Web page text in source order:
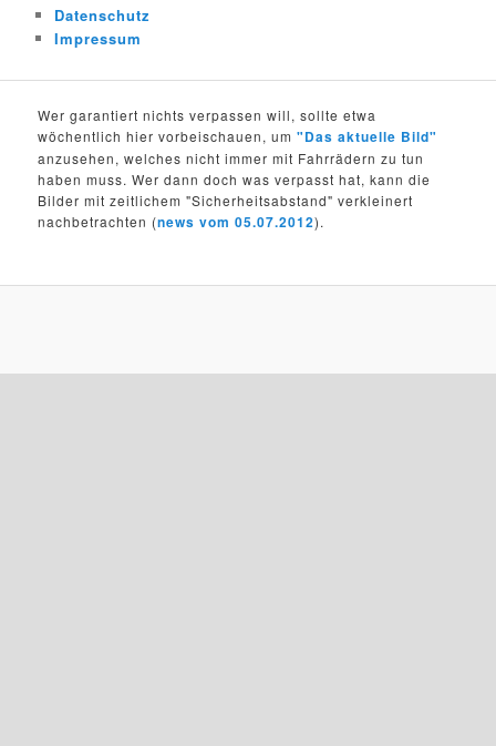
Datenschutz
Impressum
Wer garantiert nichts verpassen will, sollte etwa
wöchentlich hier vorbeischauen, um"Das aktuelle Bild"
anzusehen, welches nicht immer mit Fahrrädern zu tun
haben muss. Wer dann doch was verpasst hat, kann die
Bilder mit zeitlichem "Sicherheitsabstand" verkleinert
nachbetrachten (news vom 05.07.2012).